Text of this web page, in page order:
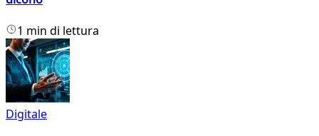
1 min di lettura
Digitale